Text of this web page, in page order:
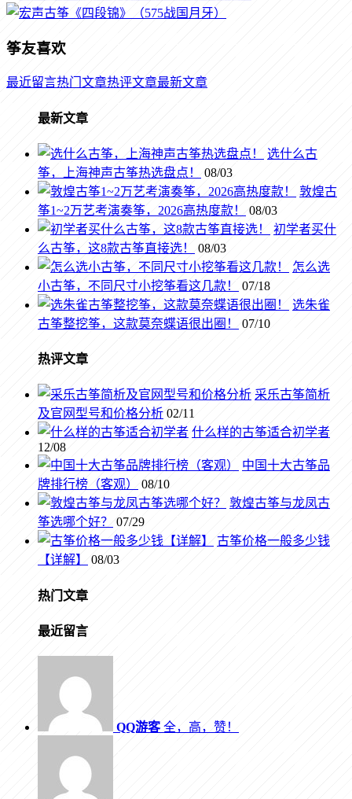
筝友喜欢
最近留言热门文章热评文章最新文章
最新文章
选什么古
筝，上海神声古筝热选盘点！
08/03
敦煌古
筝1~2万艺考演奏筝，2026高热度款！
08/03
初学者买什
么古筝，这8款古筝直接选！
08/03
怎么选
小古筝，不同尺寸小挖筝看这几款！
07/18
选朱雀
古筝整挖筝，这款莫奈蝶语很出圈！
07/10
热评文章
采乐古筝简析
及官网型号和价格分析 02/11
什么样的古筝适合初学者
12/08
中国十大古筝品
牌排行榜（客观）
08/10
敦煌古筝与龙凤古
筝选哪个好？
07/29
古筝价格一般多少钱
【详解】
08/03
热门文章
最近留言
QQ游客全，高，赞！